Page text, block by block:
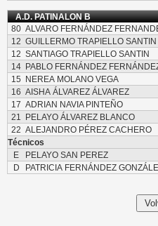
A.D. PATINALON B
80 ALVARO FERNÁNDEZ
12 GUILLERMO TRAPIELLO SANTIN
12 SANTIAGO TRAPIELLO SANTIN
14
PABLO FERNÁNDEZ
15
NEREA MOLANO VEGA
16 AISHA ÁLVAREZ ÁLVAREZ
17 ADRIAN NAVIA PINTEÑO
21
PELAYO ÁLVAREZ BLANCO
22 ALEJANDRO PÉREZ CACHERO
Técnicos
E
PELAYO SAN PEREZ
D
PATRICIA FERNÁNDEZ